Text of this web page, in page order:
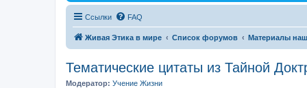
Ссылки FAQ
Живая Этика в мире Список форумов Материалы
Тематические цитаты из Тайной
Модератор: Учение Жизни